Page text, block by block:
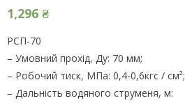
1,296 ₴
РСП-70
– Умовний прохід, Ду: 70 мм;
– Робочий тиск, МПа: 0,4-0,6кгс / см²;
– Дальність водяного струменя, м: